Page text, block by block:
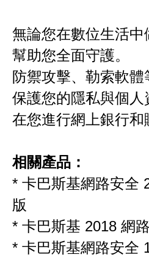
無論您在數位生活
幫助您全面守護。
防禦攻擊、勒索軟體
保護您的隱私與個人
在您進行網上銀行
相關產品：
* 卡巴斯基網路安全
版
* 卡巴斯基 2018 網
* 卡巴斯基網路安全